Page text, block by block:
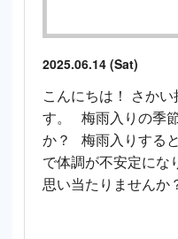
2025.06.14 (Sat)
こんにちは！ さか
す。 梅雨入りの季
か？ 梅雨入りする
で体調が不安定にな
思い当たりません